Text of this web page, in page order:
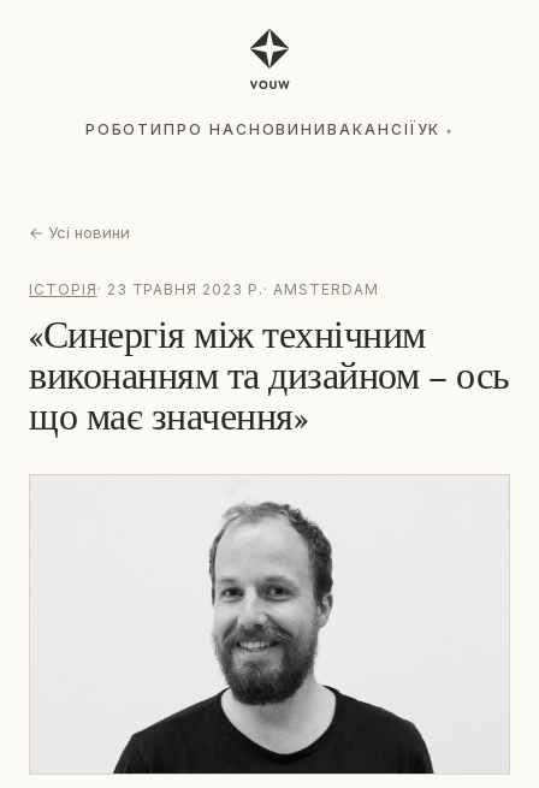
РОБОТИПРО НАС НОВИНИВАКАНСІЇ УК ▾
← Усі новини
ІСТОРІЯ · 23 ТРАВНЯ 2023 Р. · AMSTERDAM
«Синергія між технічним
виконанням та дизайном – ось
що має значення»